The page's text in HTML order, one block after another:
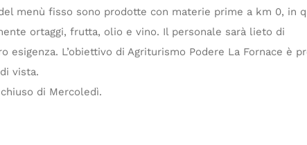
menù fisso sono prodotte con materie prime a km 0, in
ortaggi, frutta, olio e vino. Il personale sarà lieto di
L’obiettivo di Agriturismo Podere La Fornace è
vista.
di Mercoledì.